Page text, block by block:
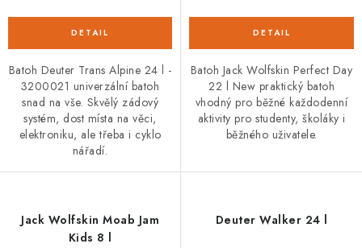
Batoh Deuter Trans Alpine 24 l -
3200021 univerzální batoh
snad na vše. Skvělý zádový
systém, dost místa na věci,
elektroniku, ale třeba i cyklo
nářadí.
Batoh Jack Wolfskin Perfect Day
22 l New praktický batoh
vhodný pro běžné každodenní
aktivity pro studenty, školáky i
běžného uživatele.
Jack Wolfskin Moab Jam
Kids 8 l
Deuter Walker 24 l